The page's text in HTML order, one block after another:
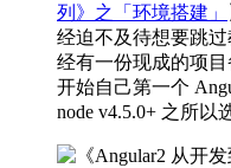
列》之「环境搭建」
经迫不及待想要跳
经有一份现成的项
开始自己第一个
node v4.5.0+ 之所